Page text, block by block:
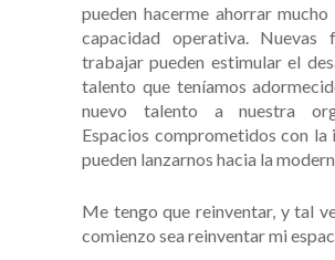
pueden hacerme ahorrar
capacidad operativa. Nuevas
trabajar pueden estimular el
talento que teníamos
nuevo talento a nuestra
Espacios comprometidos con la
pueden lanzarnos hacia la
Me tengo que reinventar, y tal
comienzo sea reinventar mi